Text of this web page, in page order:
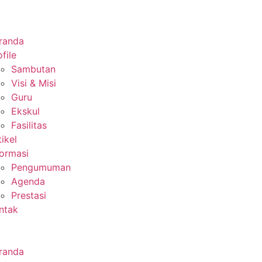
Sambutan
Visi & Misi
Guru
Ekskul
Fasilitas
Pengumuman
Agenda
Prestasi